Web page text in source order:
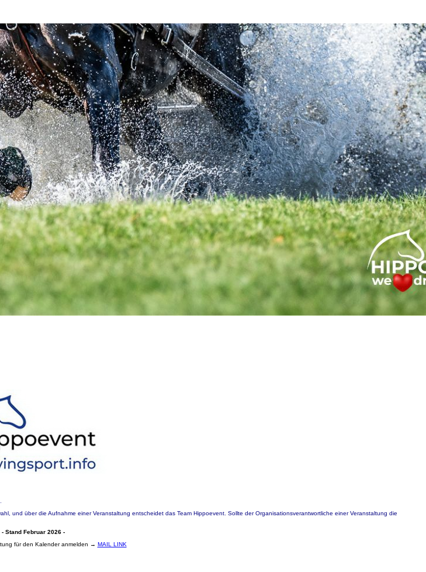
und über die Aufnahme einer Veranstaltung entscheidet das Team Hippoevent. Sollte der Organisationsverantwortliche einer Veranstaltung die
- Stand Februar 2026 -
für den Kalender anmelden → MAIL LINK